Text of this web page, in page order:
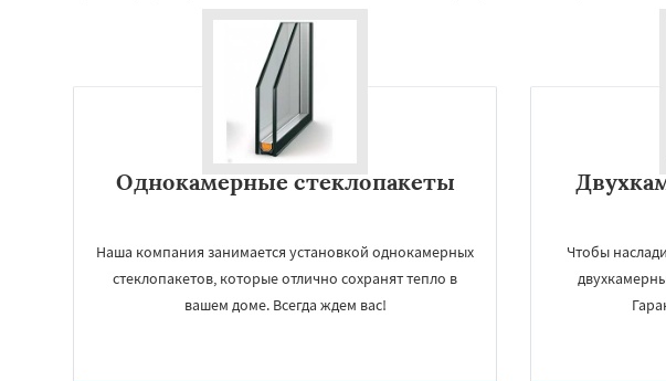
Однокамерные стеклопакеты
Наша компания занимается установкой однокамерных
стеклопакетов, которые отлично сохранят тепло в
вашем доме. Всегда ждем вас!
Чтобы